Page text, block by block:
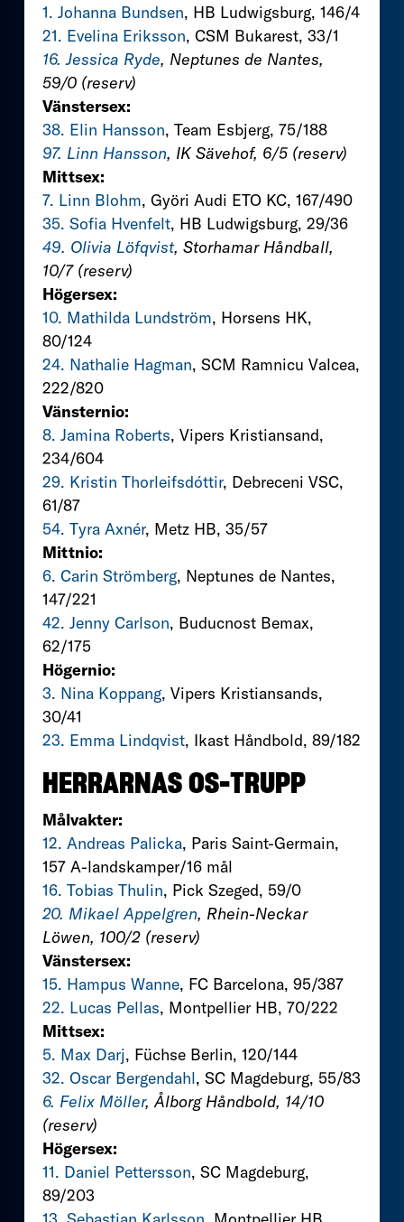
1. Johanna Bundsen, HB Ludwigsburg, 146/4
21. Evelina Eriksson, CSM Bukarest, 33/1
16. Jessica Ryde, Neptunes de Nantes,
59/0 (reserv)
Vänstersex:
38. Elin Hansson, Team Esbjerg, 75/188
97. Linn Hansson, IK Sävehof, 6/5 (reserv)
Mittsex:
7. Linn Blohm, Györi Audi ETO KC, 167/490
35. Sofia Hvenfelt, HB Ludwigsburg, 29/36
49. Olivia Löfqvist, Storhamar Håndball,
10/7 (reserv)
Högersex:
10. Mathilda Lundström, Horsens HK,
80/124
24. Nathalie Hagman, SCM Ramnicu Valcea,
222/820
Vänsternio:
8. Jamina Roberts, Vipers Kristiansand,
234/604
29. Kristin Thorleifsdóttir, Debreceni VSC,
61/87
54. Tyra Axnér, Metz HB, 35/57
Mittnio:
6. Carin Strömberg, Neptunes de Nantes,
147/221
42. Jenny Carlson, Buducnost Bemax,
62/175
Högernio:
3. Nina Koppang, Vipers Kristiansands,
30/41
23. Emma Lindqvist, Ikast Håndbold, 89/182
HERRARNAS OS-TRUPP
Målvakter:
12. Andreas Palicka, Paris Saint-Germain,
157 A-landskamper/16 mål
16. Tobias Thulin, Pick Szeged, 59/0
20. Mikael Appelgren, Rhein-Neckar
Löwen, 100/2 (reserv)
Vänstersex:
15. Hampus Wanne, FC Barcelona, 95/387
22. Lucas Pellas, Montpellier HB, 70/222
Mittsex:
5. Max Darj, Füchse Berlin, 120/144
32. Oscar Bergendahl, SC Magdeburg, 55/83
6. Felix Möller, Ålborg Håndbold, 14/10
(reserv)
Högersex:
11. Daniel Pettersson, SC Magdeburg,
89/203